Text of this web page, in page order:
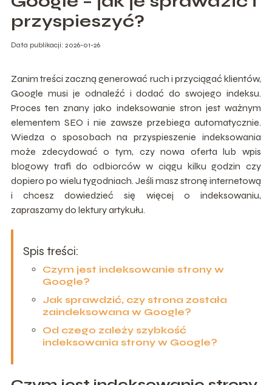
przyspieszyć?
Data publikacji: 2026-01-26
Zanim treści zaczną generować ruch i przyciągać klientów,
Google musi je odnaleźć i dodać do swojego indeksu.
Proces ten znany jako indeksowanie stron jest ważnym
elementem SEO i nie zawsze przebiega automatycznie.
Wiedza o sposobach na przyspieszenie indeksowania
może zdecydować o tym, czy nowa oferta lub wpis
blogowy trafi do odbiorców w ciągu kilku godzin czy
dopiero po wielu tygodniach. Jeśli masz stronę internetową
i chcesz dowiedzieć się więcej o indeksowaniu,
zapraszamy do lektury artykułu.
Spis treści:
Czym jest indeksowanie strony w
Google?
Jak sprawdzić, czy strona została
zaindeksowana w Google?
Od czego zależy szybkość
indeksowania strony w Google?